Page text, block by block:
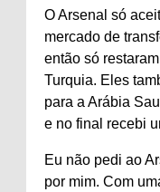
O Arsenal só
mercado de
então só
Turquia. Eles
para a Arábia
e no final recebi
Eu não pedi ao
por mim. Com